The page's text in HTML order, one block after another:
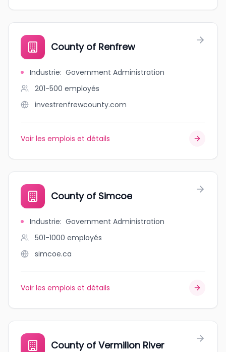
County of Renfrew
Industrie: Government Administration
201-500 employés
investrenfrewcounty.com
Voir les emplois et détails
County of Simcoe
Industrie: Government Administration
501-1000 employés
simcoe.ca
Voir les emplois et détails
County of Vermilion River